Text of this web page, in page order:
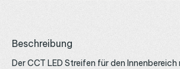
Beschreibung
Der CCT LED Streifen für den Innenbereich